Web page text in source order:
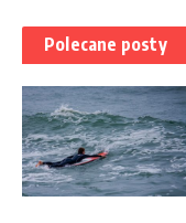
Polecane posty